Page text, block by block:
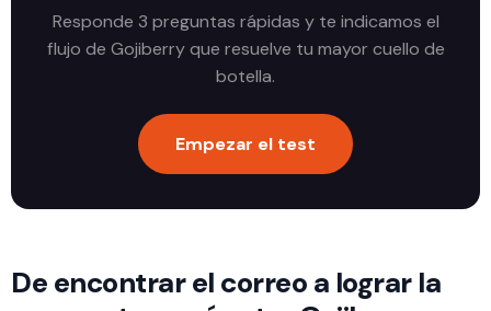
Responde 3 preguntas rápidas y te indicamos el
flujo de Gojiberry que resuelve tu mayor cuello de
botella.
Empezar el test
De encontrar el correo a lograr la